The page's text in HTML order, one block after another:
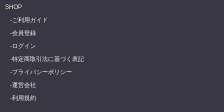
SHOP
ご利用ガイド
会員登録
ログイン
特定商取引法に基づく表記
プライバシーポリシー
運営会社
利用規約